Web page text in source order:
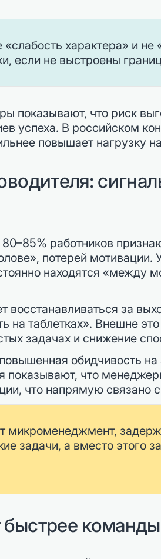
характера» и
если не выстроены
показывают, что риск
успеха. В российском
повышает нагрузку
работников
потерей мотивации.
находятся «между
восстанавливаться за
на таблетках». Внешне
задачах и снижение
обидчивость на
что
что напрямую связано
микроменеджмент,
задачи, а вместо этого